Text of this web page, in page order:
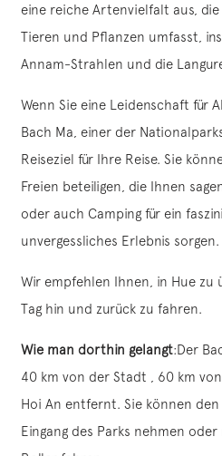
eine reiche Artenvielfalt aus,
Tieren und Pflanzen umfasst,
Annam-Strahlen und die
Wenn Sie eine Leidenschaft für
Bach Ma, einer der
Reiseziel für Ihre Reise. Sie
Freien beteiligen, die Ihnen
oder auch Camping für ein
unvergessliches Erlebnis sorgen.
Wir empfehlen Ihnen, in Hue zu
Tag hin und zurück zu fahren.
Wie man dorthin gelangt:Der
40 km von der Stadt , 60 km
Hoi An entfernt. Sie können
Eingang des Parks nehmen